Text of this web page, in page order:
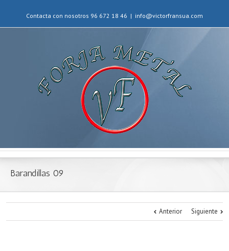
Contacta con nosotros 96 672 18 46 | info@victorfransua.com
Barandillas 09
Anterior Siguiente